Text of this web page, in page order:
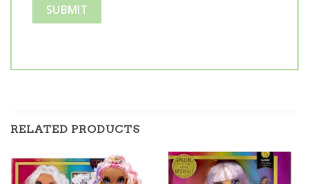
RELATED PRODUCTS